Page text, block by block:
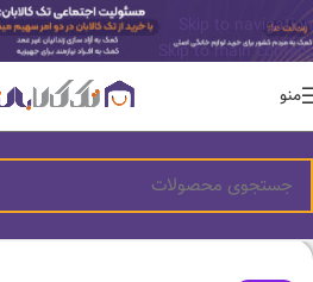
Skip to navigation
Skip to main content
منو